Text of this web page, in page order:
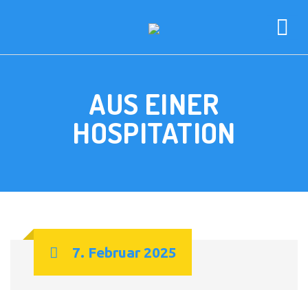
AUS EINER
HOSPITATION
7. Februar 2025